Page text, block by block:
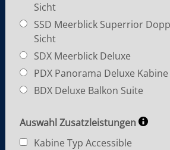
Sicht
SSD Meerblick Superrior
Sicht
SDX Meerblick Deluxe
PDX Panorama Deluxe Kabine
BDX Deluxe Balkon Suite
Auswahl Zusatzleistungen
Kabine Typ Accessible